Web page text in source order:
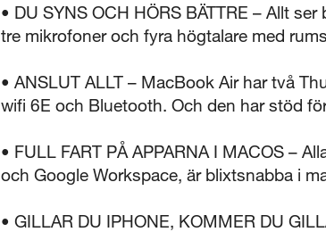
• DU SYNS OCH HÖRS BÄTTRE – Allt
tre mikrofoner och fyra högtalare med
• ANSLUT ALLT – MacBook Air har två
wifi 6E och Bluetooth. Och den har stöd
• FULL FART PÅ APPARNA I MACOS –
och Google Workspace, är blixtsnabba i
• GILLAR DU IPHONE, KOMMER DU